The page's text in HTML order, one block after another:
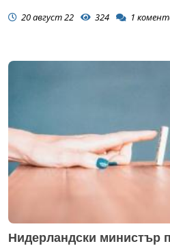
20 август 22 324 1
Нидерландски министър